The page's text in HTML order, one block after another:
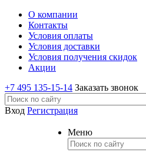
О компании
Контакты
Условия оплаты
Условия доставки
Условия получения скидок
Акции
+7 495 135-15-14 Заказать звонок
Вход Регистрация
Меню